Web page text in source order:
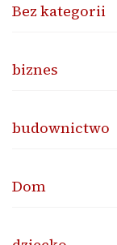
Bez kategorii
biznes
budownictwo
Dom